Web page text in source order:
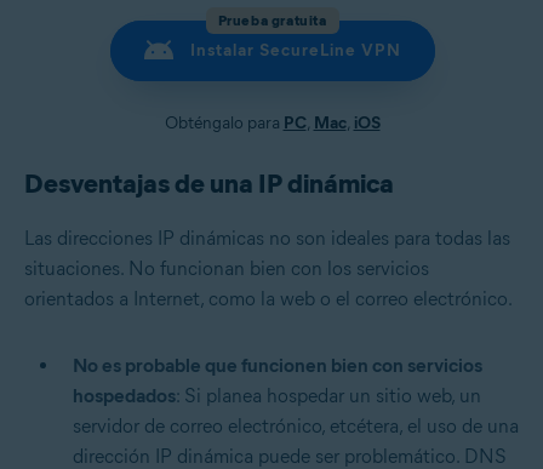
Prueba gratuita
Instalar SecureLine VPN
Obténgalo para PC, Mac, iOS
Desventajas de una IP dinámica
Las direcciones IP dinámicas no son ideales para todas las
situaciones. No funcionan bien con los servicios
orientados a Internet, como la web o el correo electrónico.
No es probable que funcionen bien con servicios
hospedados: Si planea hospedar un sitio web, un
servidor de correo electrónico, etcétera, el uso de una
dirección IP dinámica puede ser problemático. DNS